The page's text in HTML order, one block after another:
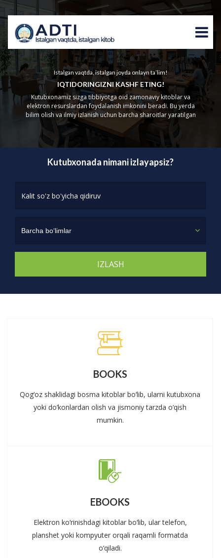
Istalgan vaqtda, istalgan joyda onlayn ta’lim!
IQTIDORINGIZNI KASHF ETING!
Kutubxonamiz sizga tibbiyotga oid zamonaviy kitoblar va
elektron resurslardan foydalanish imkonini beradi. Bu yerda
bilim olish va ilmiy izlanish uchun barcha sharoitlar yaratilgan
Kutubxonada nimani izlayapsiz?
Barcha bo‘limlar
BOOKS
Qog‘oz shaklidagi bosma kitoblar bo‘lib, ularni kutubxona
yoki do‘konlardan olish va jismoniy tarzda o‘qish
mumkin.
EBOOKS
Elektron ko‘rinishdagi kitoblar bo‘lib, ular telefon,
planshet yoki kompyuter orqali raqamli formatda
o‘qiladi.